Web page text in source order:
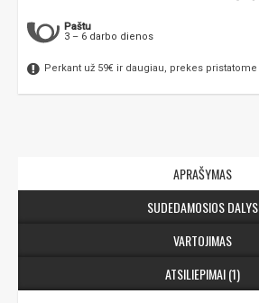
Paštu
3 – 6 darbo dienos
Perkant už 59€ ir daugiau, prekes pristatome
APRAŠYMAS
SUDEDAMOSIOS DALYS
VARTOJIMAS
ATSILIEPIMAI (1)